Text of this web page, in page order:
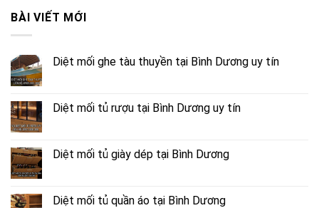
BÀI VIẾT MỚI
Diệt mối ghe tàu thuyền tại Bình Dương uy tín
Diệt mối tủ rượu tại Bình Dương uy tín
Diệt mối tủ giày dép tại Bình Dương
Diệt mối tủ quần áo tại Bình Dương